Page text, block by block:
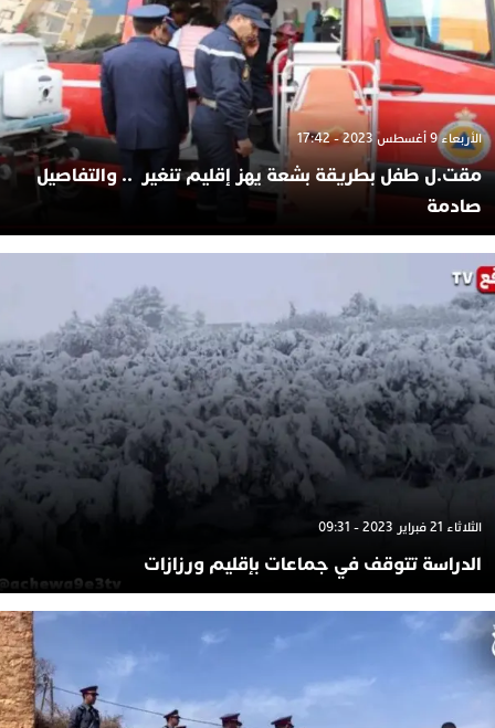
الأربعاء 9 أغسطس 2023 - 17:42
مقت.ل طفل بطريقة بشعة يهز إقليم تنغير .. والتفاصيل
صادمة
الثلاثاء 21 فبراير 2023 - 09:31
الدراسة تتوقف في جماعات بإقليم ورزازات